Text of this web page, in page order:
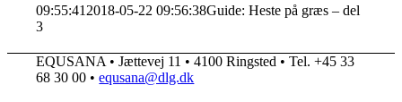
09:55:41 2018-05-22 09:56:38Guide: Heste på græs – del
3
EQUSANA • Jættevej 11 • 4100 Ringsted • Tel. +45 33
68 30 00 •equsana@dlg.dk